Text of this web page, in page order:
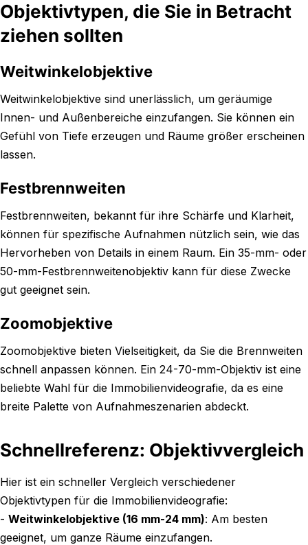
Objektivtypen, die Sie in Betracht
ziehen sollten
Weitwinkelobjektive
Weitwinkelobjektive sind unerlässlich, um geräumige
Innen- und Außenbereiche einzufangen. Sie können ein
Gefühl von Tiefe erzeugen und Räume größer erscheinen
lassen.
Festbrennweiten
Festbrennweiten, bekannt für ihre Schärfe und Klarheit,
können für spezifische Aufnahmen nützlich sein, wie das
Hervorheben von Details in einem Raum. Ein 35-mm- oder
50-mm-Festbrennweitenobjektiv kann für diese Zwecke
gut geeignet sein.
Zoomobjektive
Zoomobjektive bieten Vielseitigkeit, da Sie die Brennweiten
schnell anpassen können. Ein 24-70-mm-Objektiv ist eine
beliebte Wahl für die Immobilienvideografie, da es eine
breite Palette von Aufnahmeszenarien abdeckt.
Schnellreferenz: Objektivvergleich
Hier ist ein schneller Vergleich verschiedener
Objektivtypen für die Immobilienvideografie:
- Weitwinkelobjektive (16 mm-24 mm): Am besten
geeignet, um ganze Räume einzufangen.